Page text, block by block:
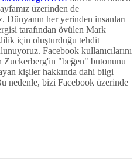
üzerinden de
her yerinden insanları
tarafından övülen Mark
için oluşturduğu tehdit
Facebook kullanıcılarını
Zuckerberg'in "beğen" butonunu
kişiler hakkında dahi bilgi
nedenle, bizi Facebook üzerinde